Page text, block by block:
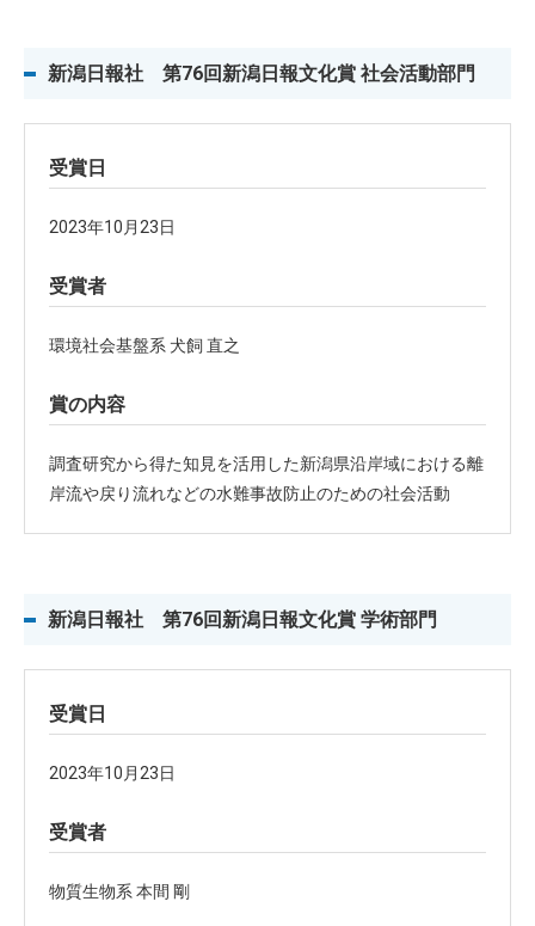
新潟日報社 第76回新潟日報文化賞 社会活動部門
受賞日
2023年10月23日
受賞者
環境社会基盤系 犬飼 直之
賞の内容
調査研究から得た知見を活用した新潟県沿岸域における離
岸流や戻り流れなどの水難事故防止のための社会活動
新潟日報社 第76回新潟日報文化賞 学術部門
受賞日
2023年10月23日
受賞者
物質生物系 本間 剛